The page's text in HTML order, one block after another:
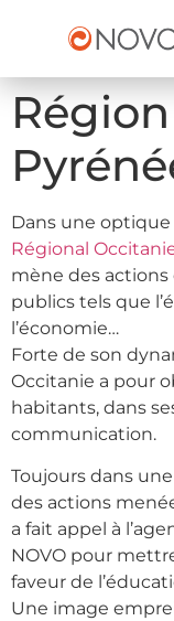
Dans une
Régional
mène des actions
publics tels que
l’économie…
Forte de son
Occitanie a pour
habitants, dans
communication.
Toujours dans
des actions
a fait appel à
NOVO pour
faveur de
Une image